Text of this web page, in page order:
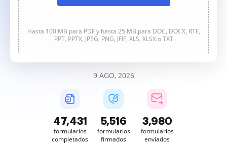
Hasta 100 MB para PDF y hasta 25 MB para DOC, DOCX, RTF,
PPT, PPTX, JPEG, PNG, JFIF, XLS, XLSX o TXT
9 AGO, 2026
47,432
formularios
completados
5,516
formularios
firmados
3,980
formularios
enviados